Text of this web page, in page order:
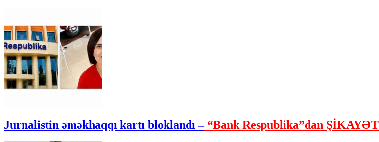
Jurnalistin əməkhaqqı kartı bloklandı –“Bank Respublika”dan ŞİKAYƏT